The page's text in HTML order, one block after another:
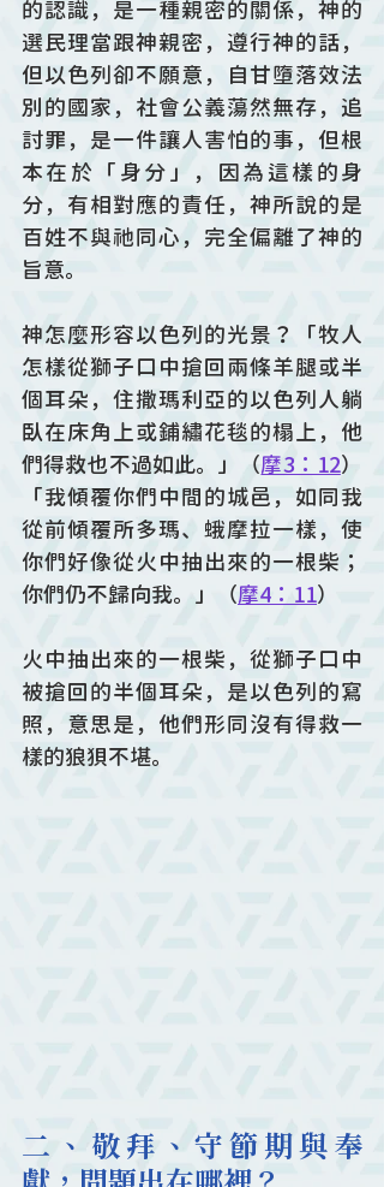
的認識，是一種親密的關係，神的
選民理當跟神親密，遵行神的話，
但以色列卻不願意，自甘墮落效法
別的國家，社會公義蕩然無存，追
討罪，是一件讓人害怕的事，但根
本在於「身分」，因為這樣的身
分，有相對應的責任，神所說的是
百姓不與祂同心，完全偏離了神的
旨意。
神怎麼形容以色列的光景？「牧人
怎樣從獅子口中搶回兩條羊腿或半
個耳朵，住撒瑪利亞的以色列人躺
臥在床角上或鋪繡花毯的榻上，他
們得救也不過如此。」（摩3：12）
「我傾覆你們中間的城邑，如同我
從前傾覆所多瑪、蛾摩拉一樣，使
你們好像從火中抽出來的一根柴；
你們仍不歸向我。」（摩4：11）
火中抽出來的一根柴，從獅子口中
被搶回的半個耳朵，是以色列的寫
照，意思是，他們形同沒有得救一
樣的狼狽不堪。
二、敬拜、守節期與奉